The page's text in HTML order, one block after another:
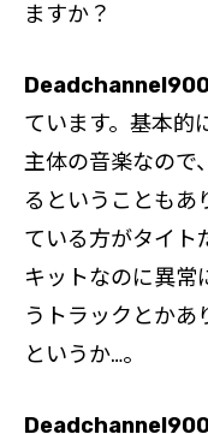
ますか？
ています。基本的
主体の音楽なので
るということもあ
ている方がタイト
キットなのに異常
うトラックとかあ
というか…。